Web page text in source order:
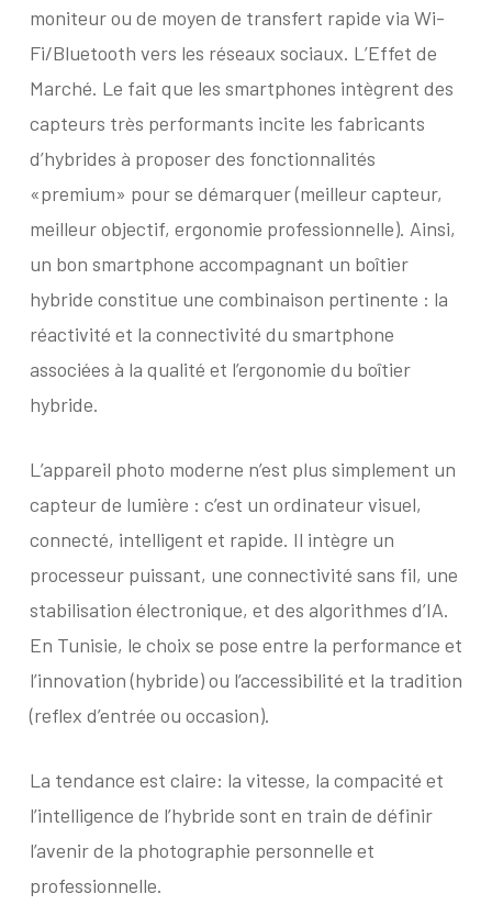
moniteur ou de moyen de transfert rapide via Wi-
Fi/Bluetooth vers les réseaux sociaux. L’Effet de
Marché. Le fait que les smartphones intègrent des
capteurs très performants incite les fabricants
d’hybrides à proposer des fonctionnalités
«premium» pour se démarquer (meilleur capteur,
meilleur objectif, ergonomie professionnelle). Ainsi,
un bon smartphone accompagnant un boîtier
hybride constitue une combinaison pertinente : la
réactivité et la connectivité du smartphone
associées à la qualité et l’ergonomie du boîtier
hybride.
L’appareil photo moderne n’est plus simplement un
capteur de lumière : c’est un ordinateur visuel,
connecté, intelligent et rapide. Il intègre un
processeur puissant, une connectivité sans fil, une
stabilisation électronique, et des algorithmes d’IA.
En Tunisie, le choix se pose entre la performance et
l’innovation (hybride) ou l’accessibilité et la tradition
(reflex d’entrée ou occasion).
La tendance est claire: la vitesse, la compacité et
l’intelligence de l’hybride sont en train de définir
l’avenir de la photographie personnelle et
professionnelle.